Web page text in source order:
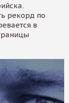
рекорд по
в